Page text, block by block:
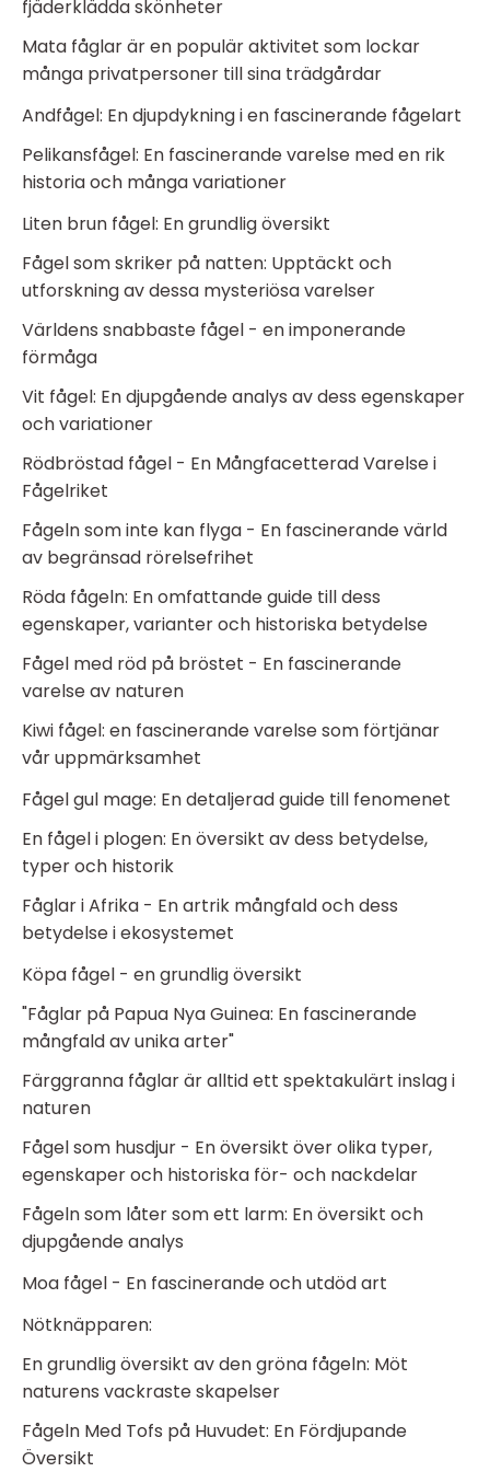
fjäderklädda skönheter
Mata fåglar är en populär aktivitet som lockar
många privatpersoner till sina trädgårdar
Andfågel: En djupdykning i en fascinerande fågelart
Pelikansfågel: En fascinerande varelse med en rik
historia och många variationer
Liten brun fågel: En grundlig översikt
Fågel som skriker på natten: Upptäckt och
utforskning av dessa mysteriösa varelser
Världens snabbaste fågel - en imponerande
förmåga
Vit fågel: En djupgående analys av dess egenskaper
och variationer
Rödbröstad fågel - En Mångfacetterad Varelse i
Fågelriket
Fågeln som inte kan flyga - En fascinerande värld
av begränsad rörelsefrihet
Röda fågeln: En omfattande guide till dess
egenskaper, varianter och historiska betydelse
Fågel med röd på bröstet - En fascinerande
varelse av naturen
Kiwi fågel: en fascinerande varelse som förtjänar
vår uppmärksamhet
Fågel gul mage: En detaljerad guide till fenomenet
En fågel i plogen: En översikt av dess betydelse,
typer och historik
Fåglar i Afrika - En artrik mångfald och dess
betydelse i ekosystemet
Köpa fågel - en grundlig översikt
"Fåglar på Papua Nya Guinea: En fascinerande
mångfald av unika arter"
Färggranna fåglar är alltid ett spektakulärt inslag i
naturen
Fågel som husdjur - En översikt över olika typer,
egenskaper och historiska för- och nackdelar
Fågeln som låter som ett larm: En översikt och
djupgående analys
Moa fågel - En fascinerande och utdöd art
Nötknäpparen:
En grundlig översikt av den gröna fågeln: Möt
naturens vackraste skapelser
Fågeln Med Tofs på Huvudet: En Fördjupande
Översikt